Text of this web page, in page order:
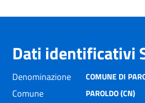
Dati identificativi
Denominazione COMUNE DI
Comune PAROLDO (CN)